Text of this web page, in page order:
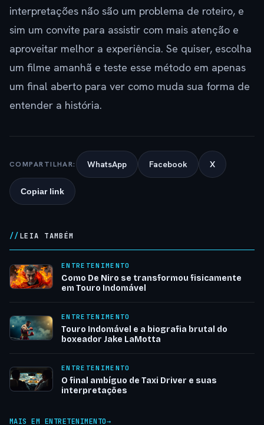
interpretações não são um problema de roteiro, e
sim um convite para assistir com mais atenção e
aproveitar melhor a experiência. Se quiser, escolha
um filme amanhã e teste esse método em apenas
um final aberto para ver como muda sua forma de
entender a história.
COMPARTILHAR: WhatsApp Facebook X
Copiar link
LEIA TAMBÉM
ENTRETENIMENTO
Como De Niro se transformou fisicamente
em Touro Indomável
ENTRETENIMENTO
Touro Indomável e a biografia brutal do
boxeador Jake LaMotta
ENTRETENIMENTO
O final ambíguo de Taxi Driver e suas
interpretações
MAIS EM ENTRETENIMENTO